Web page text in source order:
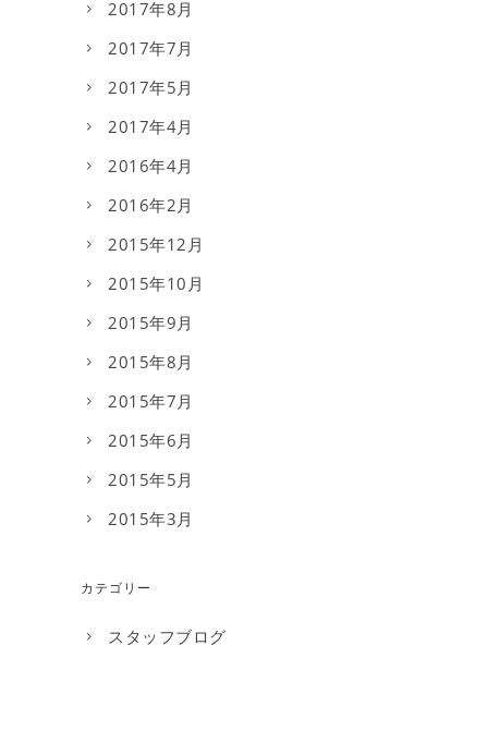
2017年8月
2017年7月
2017年5月
2017年4月
2016年4月
2016年2月
2015年12月
2015年10月
2015年9月
2015年8月
2015年7月
2015年6月
2015年5月
2015年3月
カテゴリー
スタッフブログ